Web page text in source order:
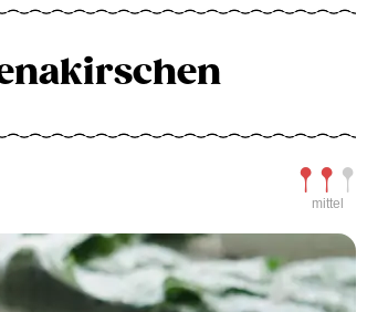
Schwierigkeit
mittel